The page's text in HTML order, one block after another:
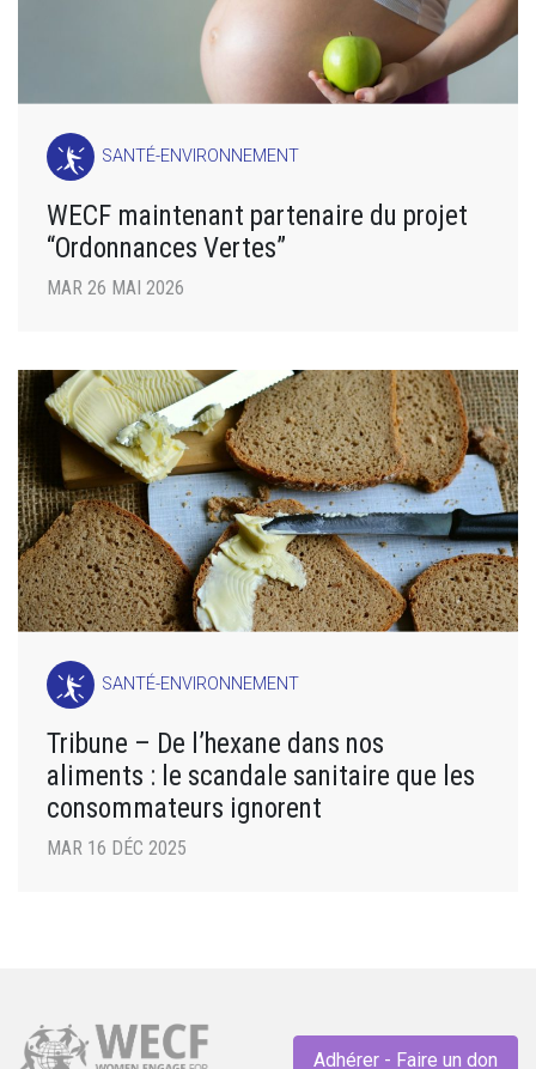
SANTÉ-ENVIRONNEMENT
WECF maintenant partenaire du projet
“Ordonnances Vertes”
MAR 26 MAI 2026
SANTÉ-ENVIRONNEMENT
Tribune – De l’hexane dans nos
aliments : le scandale sanitaire que les
consommateurs ignorent
MAR 16 DÉC 2025
Adhérer - Faire un don